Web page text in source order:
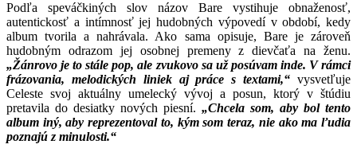
Podľa speváčkiných slov názov Bare vystihuje obnaženosť,
autentickosť a intímnosť jej hudobných výpovedí v období, kedy
album tvorila a nahrávala. Ako sama opisuje, Bare je zároveň
hudobným odrazom jej osobnej premeny z dievčaťa na ženu.
„Žánrovo je to stále pop, ale zvukovo sa už posúvam inde. V rámci
frázovania, melodických liniek aj práce s textami,“ vysvetľuje
Celeste svoj aktuálny umelecký vývoj a posun, ktorý v štúdiu
pretavila do desiatky nových piesní. „Chcela som, aby bol tento
album iný, aby reprezentoval to, kým som teraz, nie ako ma ľudia
poznajú z minulosti.“